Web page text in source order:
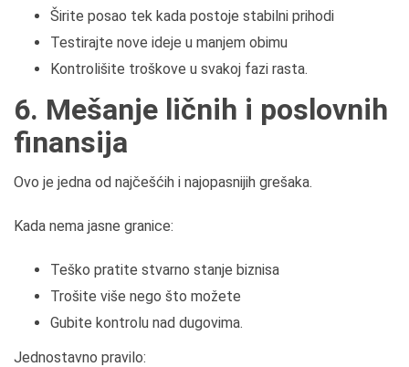
Širite posao tek kada postoje stabilni prihodi
Testirajte nove ideje u manjem obimu
Kontrolišite troškove u svakoj fazi rasta.
6. Mešanje ličnih i poslovnih
finansija
Ovo je jedna od najčešćih i najopasnijih grešaka.
Kada nema jasne granice:
Teško pratite stvarno stanje biznisa
Trošite više nego što možete
Gubite kontrolu nad dugovima.
Jednostavno pravilo: